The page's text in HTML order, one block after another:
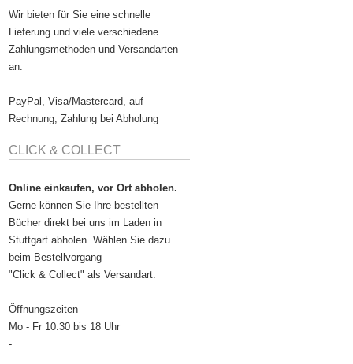
Wir bieten für Sie eine schnelle
Lieferung und viele verschiedene
Zahlungsmethoden und Versandarten
an.
PayPal, Visa/Mastercard, auf
Rechnung, Zahlung bei Abholung
CLICK & COLLECT
Online einkaufen, vor Ort abholen.
Gerne können Sie Ihre bestellten
Bücher direkt bei uns im Laden in
Stuttgart abholen. Wählen Sie dazu
beim Bestellvorgang
"Click & Collect" als Versandart.
Öffnungszeiten
Mo - Fr 10.30 bis 18 Uhr
-